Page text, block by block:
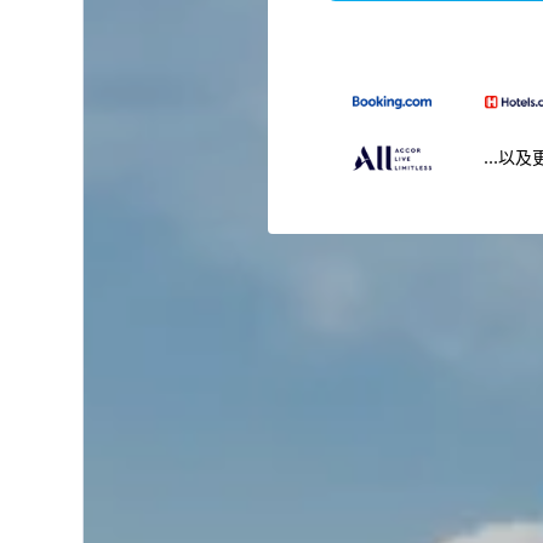
...以及